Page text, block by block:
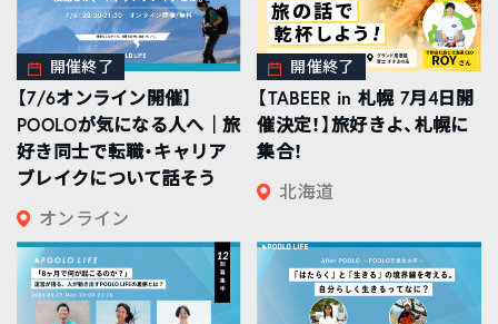
開催終了
【7/6オンライン開催】
POOLOが気になる人へ｜旅
好き同士で転職・キャリア
ブレイクについて話そう
オンライン
開催終了
【TABEER in 札幌 7月4日開
催決定！】旅好きよ、札幌に
集合！
北海道